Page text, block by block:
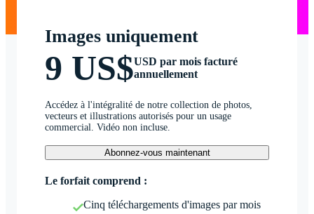
Images uniquement
9 US$USD par mois facturé
annuellement
Accédez à l'intégralité de notre collection de photos,
vecteurs et illustrations autorisés pour un usage
commercial. Vidéo non incluse.
Abonnez-vous maintenant
Le forfait comprend :
Cinq téléchargements d'images par mois